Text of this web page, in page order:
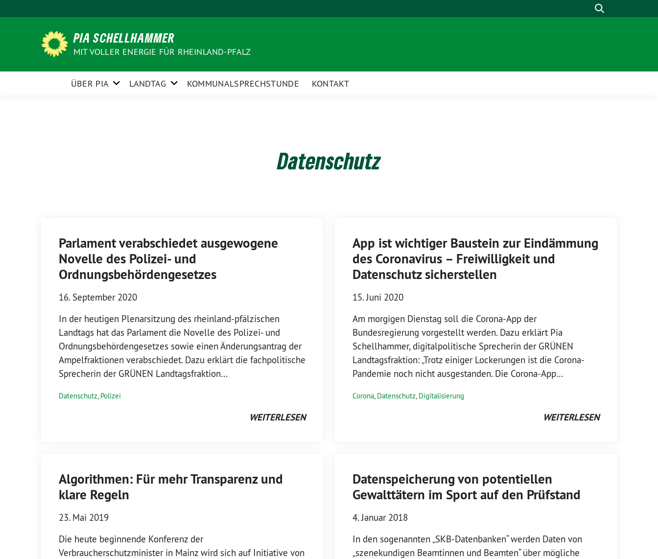
zum
PIA SCHELLHAMMER
MIT VOLLER ENERGIE FÜR RHEINLAND-PFALZ
ÜBER PIA LANDTAG KOMMUNALSPRECHSTUNDE KONTAKT
Datenschutz
Parlament verabschiedet ausgewogene
Novelle des Polizei- und
Ordnungsbehördengesetzes
16. September 2020
In der heutigen Plenarsitzung des rheinland-pfälzischen
Landtags hat das Parlament die Novelle des Polizei- und
Ordnungsbehördengesetzes sowie einen Änderungsantrag der
Ampelfraktionen verabschiedet. Dazu erklärt die fachpolitische
Sprecherin der GRÜNEN Landtagsfraktion…
Datenschutz, Polizei
WEITERLESEN
Algorithmen: Für mehr Transparenz und
klare Regeln
23. Mai 2019
Die heute beginnende Konferenz der
Verbraucherschutzminister in Mainz wird sich auf Initiative von
App ist wichtiger Baustein zur Eindämmung
des Coronavirus – Freiwilligkeit und
Datenschutz sicherstellen
15. Juni 2020
Am morgigen Dienstag soll die Corona-App der
Bundesregierung vorgestellt werden. Dazu erklärt Pia
Schellhammer, digitalpolitische Sprecherin der GRÜNEN
Landtagsfraktion: „Trotz einiger Lockerungen ist die Corona-
Pandemie noch nicht ausgestanden. Die Corona-App…
Corona, Datenschutz, Digitalisierung
WEITERLESEN
Datenspeicherung von potentiellen
Gewalttätern im Sport auf den Prüfstand
4. Januar 2018
In den sogenannten „SKB-Datenbanken“ werden Daten von
„szenekundigen Beamtinnen und Beamten“ über mögliche